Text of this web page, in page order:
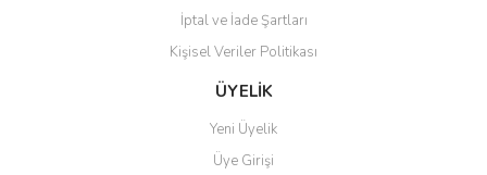
İptal ve İade Şartları
Kişisel Veriler Politikası
ÜYELİK
Yeni Üyelik
Üye Girişi